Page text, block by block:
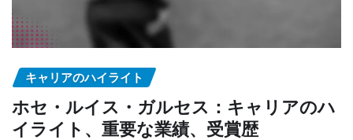
キャリアのハイライト
ホセ・ルイス・ガルセス：キャリアのハ
イライト、重要な業績、受賞歴